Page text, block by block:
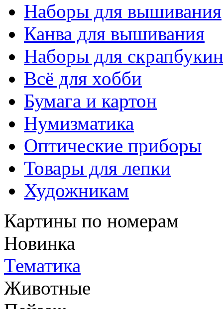
Наборы для вышивания
Канва для вышивания
Наборы для
Всё для хобби
Бумага и картон
Нумизматика
Оптические приборы
Товары для лепки
Художникам
Картины по номерам
Новинка
Тематика
Животные